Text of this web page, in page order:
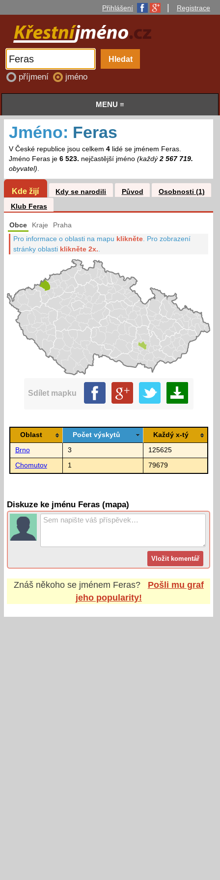
Přihlášení Registrace
příjmení jméno
MENU ≡
Jméno: Feras
V České republice jsou celkem 4lidé se jménem Feras.
Jméno Feras je 6 523. nejčastější jméno (každý2 567 719.
obyvatel).
Kde žijí Kdy se narodili Původ
Osobnosti (1)
Klub Feras
Obce Kraje Praha
Pro informace o oblasti na mapu klikněte Pro zobrazení
stránky oblasti klikněte 2x.
Sdílet mapku
Oblast Počet výskytů Každý x-tý
Brno 3 125625
Chomutov 1 79679
Diskuze ke jménu Feras (mapa)
Znáš někoho se jménem Feras?
Pošli mu graf
jeho popularity!